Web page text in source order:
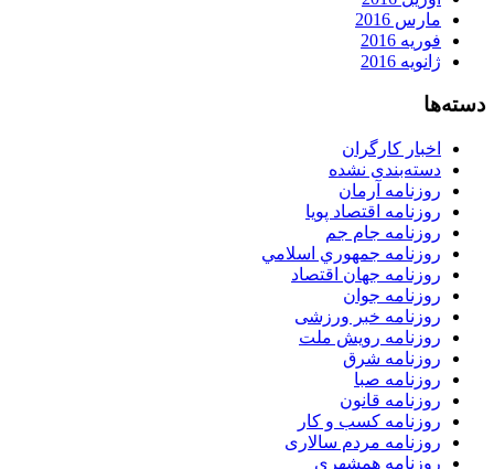
مارس 2016
فوریه 2016
ژانویه 2016
دسته‌ها
اخبار کارگران
دسته‌بندی نشده
روزنامه آرمان
روزنامه اقتصاد پویا
روزنامه جام جم
روزنامه جمهوري اسلامي
روزنامه جهان اقتصاد
روزنامه جوان
روزنامه خبر ورزشى
روزنامه رویش ملت
روزنامه شرق
روزنامه صبا
روزنامه قانون
روزنامه كسب و كار
روزنامه مردم سالاری
روزنامه همشهری